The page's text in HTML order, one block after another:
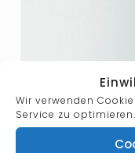
Wir verwenden
Service zu optimieren.